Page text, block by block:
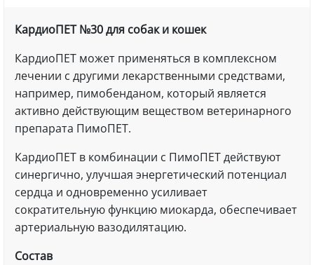
КардиоПЕТ №30 для собак и кошек
КардиоПЕТ может применяться в комплексном
лечении с другими лекарственными средствами,
например, пимобенданом, который является
активно действующим веществом ветеринарного
препарата ПимоПЕТ.
КардиоПЕТ в комбинации с ПимоПЕТ действуют
синергично, улучшая энергетический потенциал
сердца и одновременно усиливает
сократительную функцию миокарда, обеспечивает
артериальную вазодилятацию.
Состав